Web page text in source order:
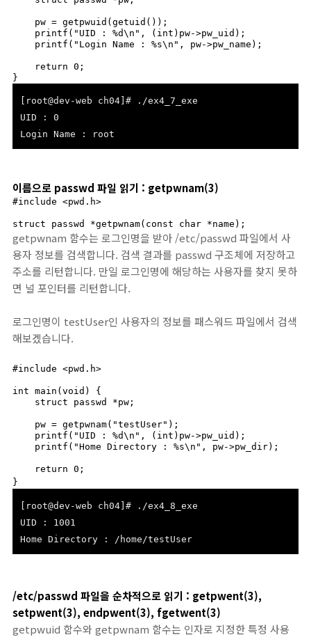
}
[root@dev-web ch04]# ./ex4_7_exe
UID : 0
Login Name : root
이름으로 passwd 파일 읽기 : getpwnam(3)
#include <pwd.h>
struct passwd *getpwnam(const char *name);
getpwnam 함수는 로그인명을 받아 /etc/passwd 파일에서 사
용자 정보를 검색합니다. 검색 결과를 passwd 구조체에 저장하고
주소를 리턴합니다. 만일 로그인명에 해당하는 사용자를 찾지 못하
면 널 포인터를 리턴합니다.
로그인명이 testUser인 사용자의 정보를 패스워드 파일에서 검색
해보겠습니다.
#include <pwd.h>
int main(void) {
}
[root@dev-web ch04]# ./ex4_8_exe
UID : 1001
Home Directory : /home/testUser
/etc/passwd 파일을 순차적으로 읽기 : getpwent(3),
setpwent(3), endpwent(3), fgetwent(3)
getpwuid 함수와 getpwnam 함수는 인자로 지정한 특정 사용